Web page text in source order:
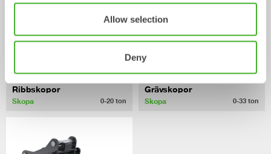
Allow selection
Deny
Ribbskopor
Skopa 0-20 ton
Grävskopor
Skopa 0-33 ton